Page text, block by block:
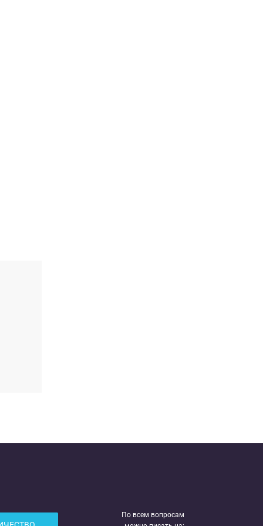
По всем вопросам